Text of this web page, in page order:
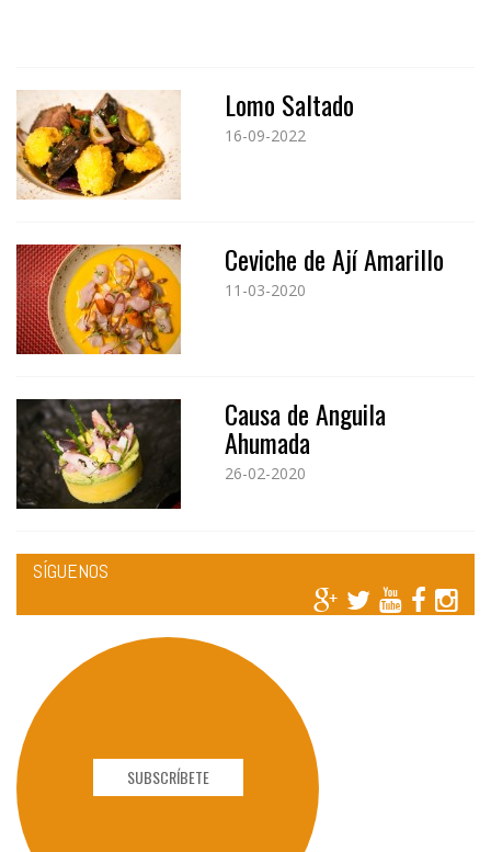
Lomo Saltado
16-09-2022
Ceviche de Ají Amarillo
11-03-2020
Causa de Anguila
Ahumada
26-02-2020
SÍGUENOS
SUBSCRÍBETE